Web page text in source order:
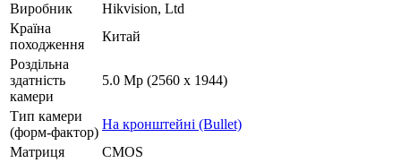
Виробник
Hikvision, Ltd
Країна
походження
Китай
Роздільна
здатність
камери
5.0 Mp (2560 x 1944)
Тип камери
(форм-фактор)
На кронштейні (Bullet)
Матриця
CMOS